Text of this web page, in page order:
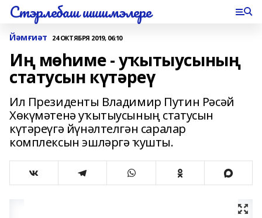
Стэрлебаш шишмэлере
Йәмғиәт 24 ОКТЯБРЯ 2019, 06:10
Иң мөһиме - уҡытыусының
статусын күтәреү
Ил Президенты Владимир Путин Рәсәй
Хөкүмәтенә уҡытыусының статусын
күтәреүгә йүнәлтелгән саралар
комплексын эшләргә ҡушты.